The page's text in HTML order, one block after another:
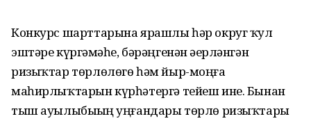
Конкурс шарттарына ярашлы һәр округ ҡул
эштәре күргәҙмәһе, бәрәңгенән әҙерләнгән
ризыҡтар төрлөлөгө һәм йыр-моңға
маһирлыҡтарын күрһәтергә тейеш ине. Бынан
тыш ауылыбыҙҙың уңғандары төрлө ризыҡтарҙы